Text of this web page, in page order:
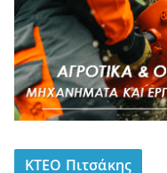
ΚΤΕΟ Πιτσάκης